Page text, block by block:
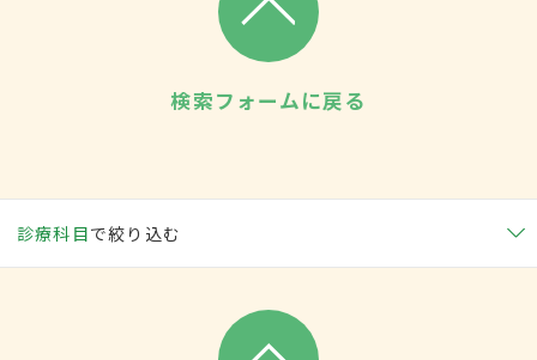
検索フォームに戻る
診療科目で絞り込む